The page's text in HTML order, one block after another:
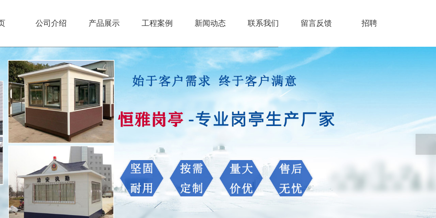
公司介绍 产品展示 工程案例 新闻动态 联系我们 留言反馈 招聘